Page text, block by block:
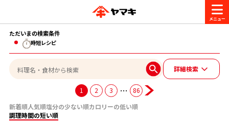
商品情報
レシピ
おいしいレシピを探す
かつお節・だしを楽しむ
ただいまの検索条件
時短レシピ
詳細検索
1 2 3 …
86
新着順人気順塩分の少ない順カロリーの低い順
調理時間の短い順